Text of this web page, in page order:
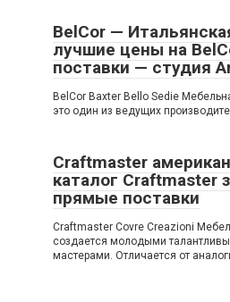
BelCor —
лучшие цены на
поставки — студия
BelCor Baxter Bello Sedie
это один из ведущих
Craftmaster
каталог Craftmaster
прямые поставки
Craftmaster Covre Creazioni
создается молодыми
мастерами. Отличается от